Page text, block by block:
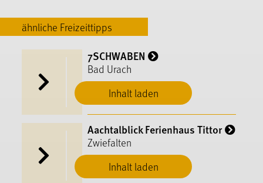
ähnliche Freizeittipps
Inhalt laden
7SCHWABEN
Bad Urach
Inhalt laden
Aachtalblick Ferienhaus Tittor
Zwiefalten